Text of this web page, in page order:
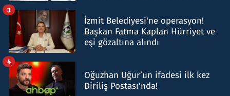
İzmit Belediyesi'ne operasyon!
Başkan Fatma Kaplan Hürriyet ve
eşi gözaltına alındı
3
Oğuzhan Uğur’un ifadesi ilk kez
Diriliş Postası'nda!
4